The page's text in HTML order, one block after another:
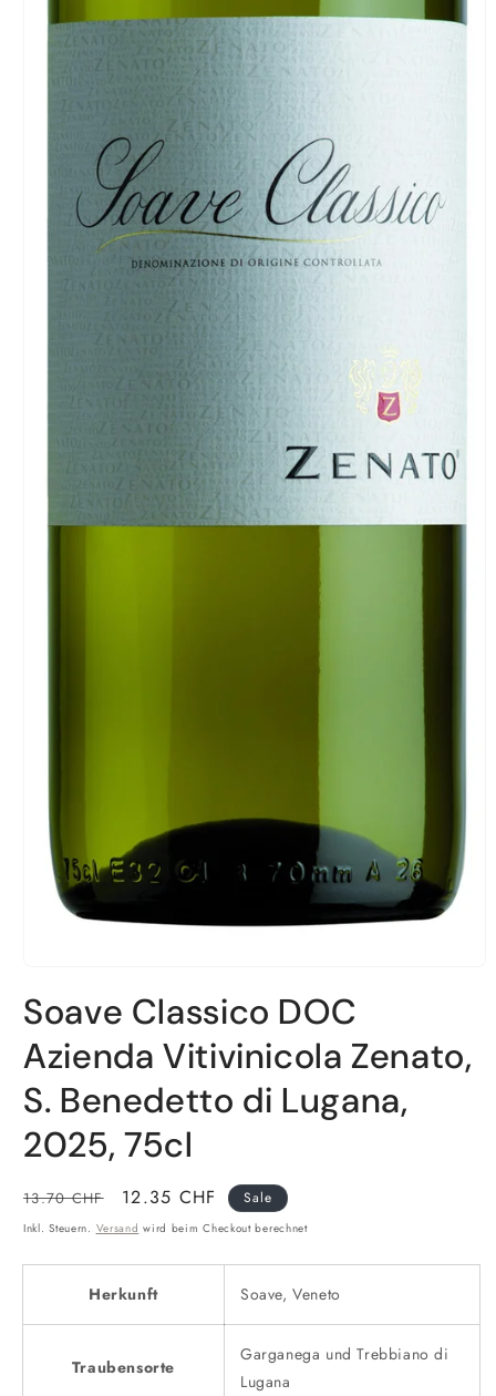
Soave Classico DOC
Azienda Vitivinicola Zenato,
S. Benedetto di Lugana,
2025, 75cl
Normaler
Preis
13.70 CHF Verkaufspreis
12.35 CHF Sale
Inkl. Steuern. Versand wird beim Checkout berechnet
Herkunft Soave, Veneto
Traubensorte
Garganega und Trebbiano di
Lugana